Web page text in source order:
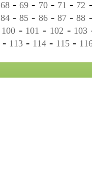
68-69 - 70- 71 - 72
84-85 - 86- 87-88
100- 101 - 102 - 103
- 113 - 114 - 115 -